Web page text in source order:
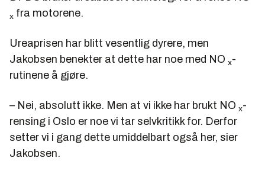
x fra motorene.
Ureaprisen har blitt vesentlig dyrere, men
Jakobsen benekter at dette har noe med NO x-
rutinene å gjøre.
– Nei, absolutt ikke. Men at vi ikke har brukt NO x-
rensing i Oslo er noe vi tar selvkritikk for. Derfor
setter vi i gang dette umiddelbart også her, sier
Jakobsen.